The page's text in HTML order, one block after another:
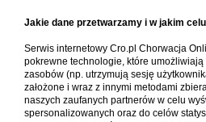
Jakie dane przetwarzamy i w jakim
Serwis internetowy Cro.pl Chorwacja
pokrewne technologie, które
zasobów (np. utrzymują sesję
założone i wraz z innymi metodami
naszych zaufanych partnerów w celu
spersonalizowanych oraz do celów